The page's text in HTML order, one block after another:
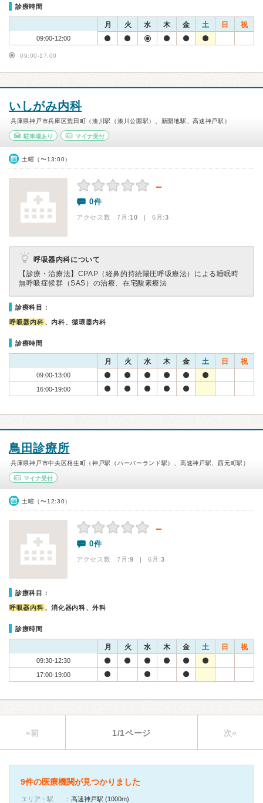
診療時間
月 火 水 木 金 土 日 祝
09:00-12:00
09:00-17:00
いしがみ内科
兵庫県神戸市兵庫区荒田町（湊川駅（湊川公園駅）、新開地駅、高速神戸駅）
駐車場あり マイナ受付
土曜（〜13:00）
－
0件
アクセス数 7月:10 | 6月:3
呼吸器内科について
【診療・治療法】 CPAP（経鼻的持続陽圧呼吸療法）による睡眠時
無呼吸症候群（SAS）の治療、在宅酸素療法
診療科目：
呼吸器内科 、内科、循環器内科
診療時間
月 火 水 木 金 土 日 祝
09:00-13:00
16:00-19:00
鳥田診療所
兵庫県神戸市中央区相生町（神戸駅（ハーバーランド駅）、高速神戸駅、西元町駅）
マイナ受付
土曜（〜12:30）
－
0件
アクセス数 7月:9 | 6月:3
診療科目：
呼吸器内科 、消化器内科、外科
診療時間
月 火 水 木 金 土 日 祝
09:30-12:30
17:00-19:00
«前 1/1ページ 次»
9件の医療機関が見つかりました
エリア・駅
高速神戸駅 (1000m)